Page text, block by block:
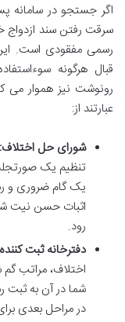
اگر جستجو در سامانه
سرقت رفتن سند ازدواج
رسمی مفقودی است.
قبال هرگونه
رونوشت نیز هموار می
عبارتند از:
شورای حل اختلاف:
تنظیم یک
یک گام ضروری و
اثبات حسن نیت
رود.
دفترخانه ثبت
اختلاف، مراتب
شما در آن به ثبت
در مراحل بعدی